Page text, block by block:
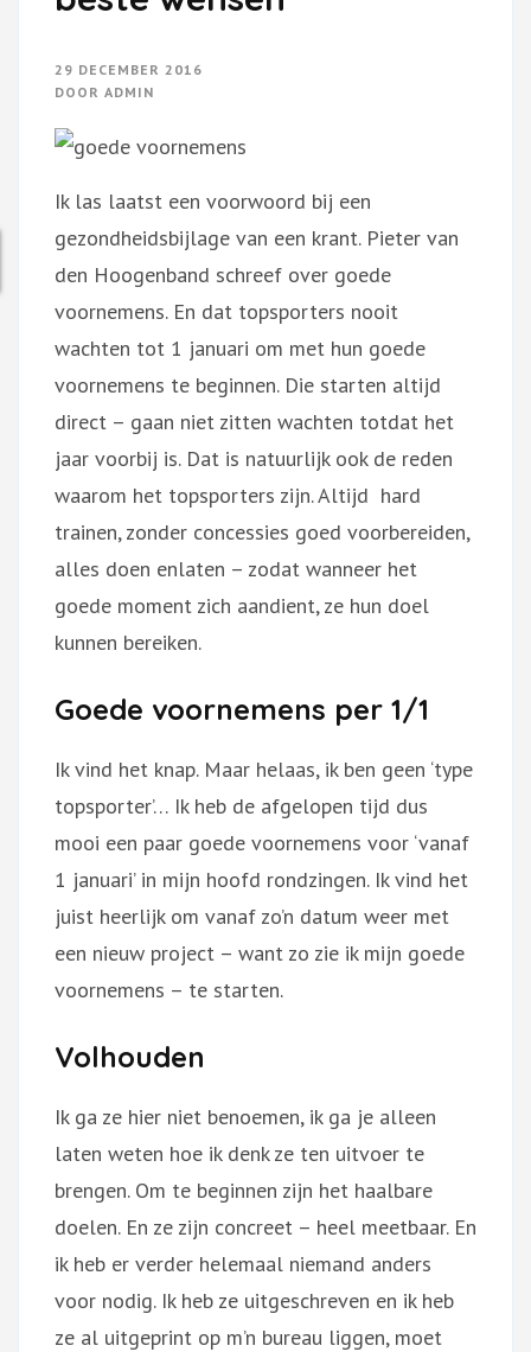
29 DECEMBER 2016
DOOR ADMIN
Ik las laatst een voorwoord bij een
gezondheidsbijlage van een krant. Pieter van
den Hoogenband schreef over goede
voornemens. En dat topsporters nooit
wachten tot 1 januari om met hun goede
voornemens te beginnen. Die starten altijd
direct – gaan niet zitten wachten totdat het
jaar voorbij is. Dat is natuurlijk ook de reden
waarom het topsporters zijn. Altijd hard
trainen, zonder concessies goed voorbereiden,
alles doen enlaten – zodat wanneer het
goede moment zich aandient, ze hun doel
kunnen bereiken.
Goede voornemens per 1/1
Ik vind het knap. Maar helaas, ik ben geen ‘type
topsporter’… Ik heb de afgelopen tijd dus
mooi een paar goede voornemens voor ‘vanaf
1 januari’ in mijn hoofd rondzingen. Ik vind het
juist heerlijk om vanaf zo’n datum weer met
een nieuw project – want zo zie ik mijn goede
voornemens – te starten.
Volhouden
Ik ga ze hier niet benoemen, ik ga je alleen
laten weten hoe ik denk ze ten uitvoer te
brengen. Om te beginnen zijn het haalbare
doelen. En ze zijn concreet – heel meetbaar. En
ik heb er verder helemaal niemand anders
voor nodig. Ik heb ze uitgeschreven en ik heb
ze al uitgeprint op m’n bureau liggen, moet